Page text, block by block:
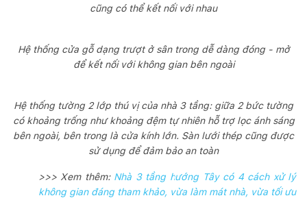
cũng có thể kết nối với nhau
Hệ thống cửa gỗ dạng trượt ở sân trong dễ dàng đóng - mở
để kết nối với không gian bên ngoài
Hệ thống tường 2 lớp thú vị của nhà 3 tầng: giữa 2 bức tường
có khoảng trống như khoảng đệm tự nhiên hỗ trợ lọc ánh sáng
bên ngoài, bên trong là cửa kính lớn. Sàn lưới thép cũng được
sử dụng để đảm bảo an toàn
>>> Xem thêm: Nhà 3 tầng hướng Tây có 4 cách xử lý
không gian đáng tham khảo, vừa làm mát nhà, vừa tối ưu